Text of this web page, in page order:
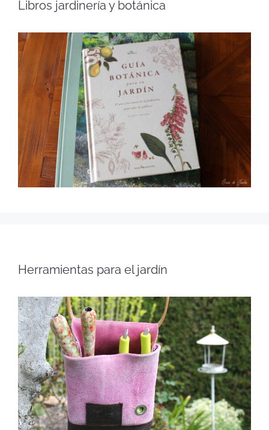
Libros jardinería y botánica
Herramientas para el jardín